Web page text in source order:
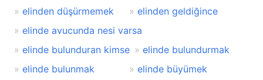
elinden düşürmemek
elinden geldiğince
elinde avucunda nesi varsa
elinde bulunduran kimse
elinde bulundurmak
elinde bulunmak
elinde büyümek